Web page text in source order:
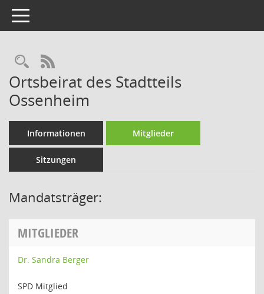
Toggle navigation
Rechercheauswahl
RSS-Feed
Ortsbeirat des Stadtteils
Ossenheim
Informationen Mitglieder
Sitzungen
Mandatsträger:
MITGLIEDER
Dr. Sandra Berger
SPD Mitglied